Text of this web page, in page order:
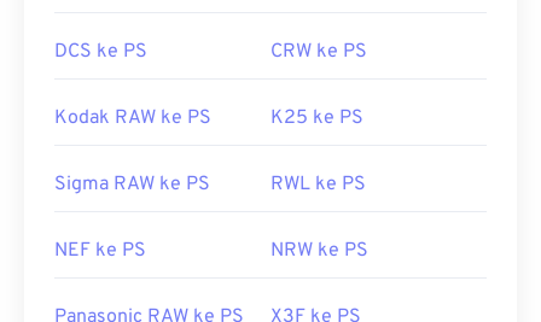
DCS ke PS CRW ke PS
Kodak RAW ke PS K25 ke PS
Sigma RAW ke PS RWL ke PS
NEF ke PS NRW ke PS